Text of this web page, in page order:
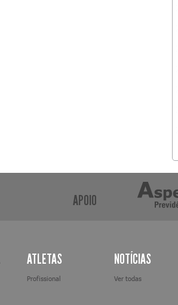
APOIO
ATLETAS
Profissional
NOTÍCIAS
Ver todas